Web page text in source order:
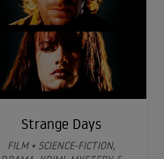
Strange Days
FILM • SCIENCE-FICTION,